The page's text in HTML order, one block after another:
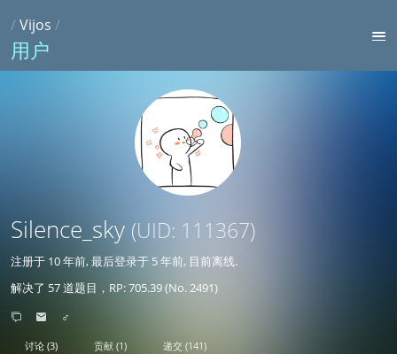
/Vijos /
用户
Silence_sky (UID: 111367)
注册于 10 年前, 最后登录于 5 年前, 目前离线.
解决了 57 道题目，RP: 705.39 (No. 2491)
♂
讨论 (3) 贡献 (1) 递交 (141)